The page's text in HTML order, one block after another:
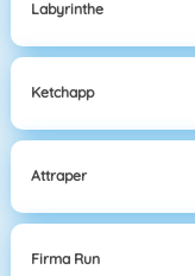
Labyrinthe
Ketchapp
Attraper
Firma Run